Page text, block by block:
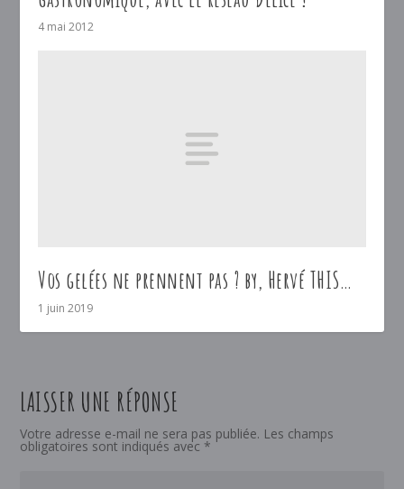
4 mai 2012
Vos gelées ne prennent pas ? by, Hervé THIS…
1 juin 2019
LAISSER UNE RÉPONSE
Votre adresse e-mail ne sera pas publiée. Les champs
obligatoires sont indiqués avec *